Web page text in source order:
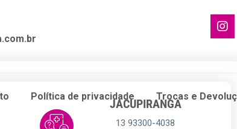
Política de privacidade Trocas e
JACUPIRANGA
13 93300-4038